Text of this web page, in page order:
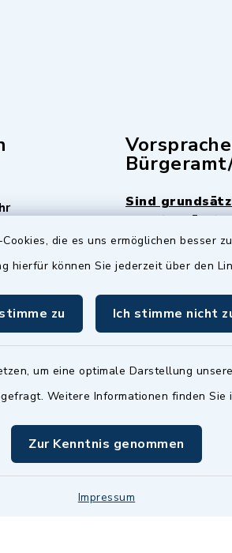
die es uns ermöglichen besser
können Sie jederzeit über den
zu Ich stimme nicht
um eine optimale Darstellung
Weitere Informationen finden Sie
Zur Kenntnis genommen
Impressum
sind
Sie den
Sind
Termin
Das
istMittwochs